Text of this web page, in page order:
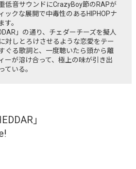
低音サウンドにCrazyBoy節のRAPが
ックな展開で中毒性のあるHIPHOPナ
す。
」の通り、チェダーチーズを擬人
対しとろけさせるような恋愛をテー
ぐる歌詞と、一度聴いたら頭から離
ーが溶け合って、極上の味が引き出
ている。
」